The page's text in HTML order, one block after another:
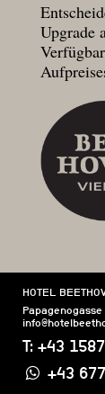
Upgrade
HOTEL
Papagenogasse
T: +43
+43